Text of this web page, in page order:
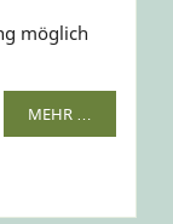
möglich
MEHR …